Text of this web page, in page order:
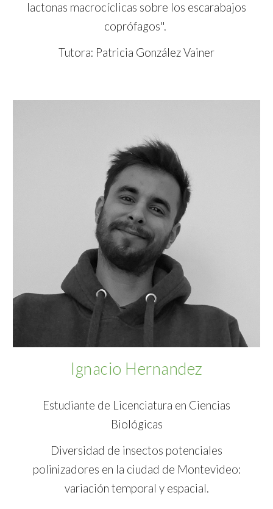
lactonas macrocíclicas sobre los escarabajos
coprófagos".
Tutora: Patricia González Vainer
Ignacio Hernandez
Estudiante de Licenciatura en Ciencias
Biológicas
Diversidad de insectos potenciales
polinizadores en la ciudad de Montevideo:
variación temporal y espacial.